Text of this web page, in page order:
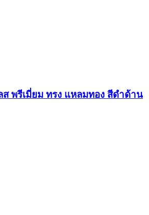
พรีเมี่ยม ทรง แหลมทอง สีดำด้าน